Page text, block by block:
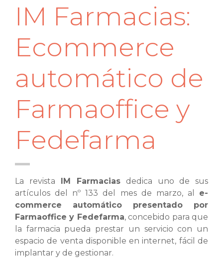
IM Farmacias:
Ecommerce
automático de
Farmaoffice y
Fedefarma
La revista IM Farmacias dedica uno de sus
artículos del nº 133 del mes de marzo, al e-
commerce automático presentado por
Farmaoffice y Fedefarma, concebido para que
la farmacia pueda prestar un servicio con un
espacio de venta disponible en internet, fácil de
implantar y de gestionar.